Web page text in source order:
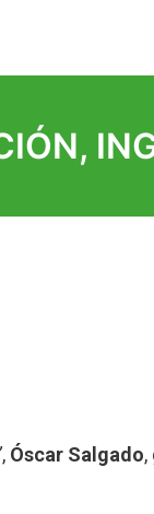
, Óscar Salgado